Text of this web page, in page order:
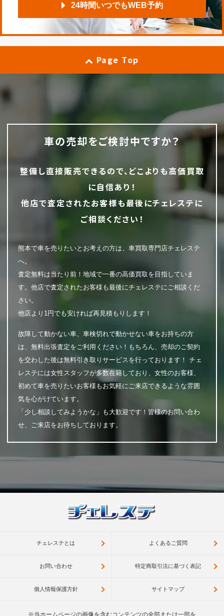
24時間いつでもWEB予約
Page Top
車の売却をご検討中ですか？
整備し直接販売できるので、どこよりも高価買取
に自信あり！
他店で査定されたお客様も最後にチェレステに
ご相談ください！
熊本で車を売りたいとお考えの方は、車買取専門店チェレステ
へ。
査定無料は当たり前！地域で一番の高価買取を目指していま
す。他店で査定されたお客様も最後にチェレステにご相談くだ
さい。
他店より1円でも安ければ再見積もりします！
故障して動かない車、車検切れで動かせない車をお持ちの方
は、無料出張査定をご利用ください！もちろん、売却のご契約
を交わした後は無料引き取りサービスを行っております！ チェ
レステには女性スタッフが多数在籍しており、女性のお客様、
初めて車を売りたいお客様もお気軽にご来店できるような雰囲
気を心がけています。
「少し相談してみようかな」も大歓迎です！皆様のお問い合わ
せ、ご来店をお待ちしております。
チェレステとは よくあるご質問
お問い合わせ 特定商取引法に基づく表記
個人情報保護方針 サイトマップ